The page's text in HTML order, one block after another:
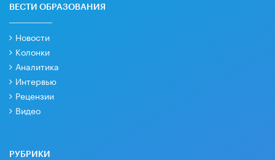
ВЕСТИ ОБРАЗОВАНИЯ
Новости
Колонки
Аналитика
Интервью
Рецензии
Видео
РУБРИКИ